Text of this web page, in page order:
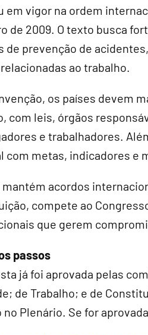
em vigor na ordem
de 2009. O texto busca
de prevenção de
ao trabalho.
os países devem
com leis, órgãos
e trabalhadores.
com metas, indicadores e
mantém acordos
compete ao
que gerem
passos
já foi aprovada pelas
de Trabalho; e de
no Plenário. Se for